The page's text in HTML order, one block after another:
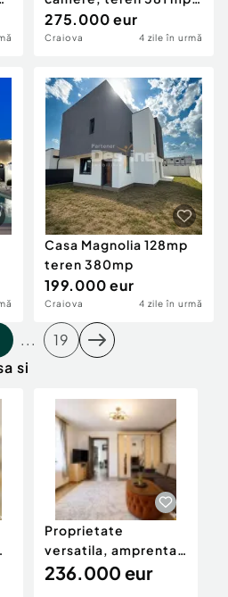
Promenada Ma
275.000 eur
Craiova 4 zile în urmă
Casa Magnolia 128mp
teren 380mp
199.000 eur
Craiova 4 zile în urmă
...
19
si
Proprietate
versatila, amprenta
moderna, teren
236.000 eur